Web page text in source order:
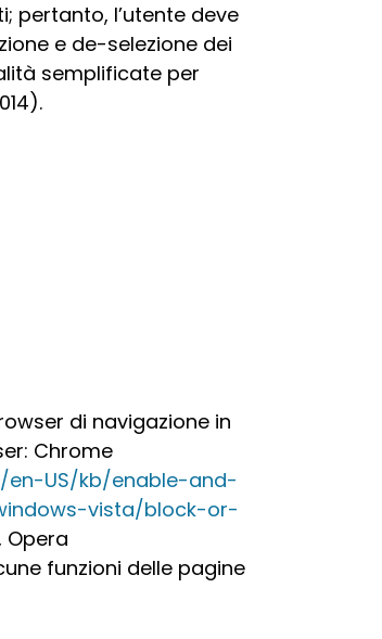
pertanto, l’utente deve
e de-selezione dei
semplificate per
di navigazione in
Chrome
en-US/kb/enable-and-
vista/block-or-
Opera
funzioni delle pagine